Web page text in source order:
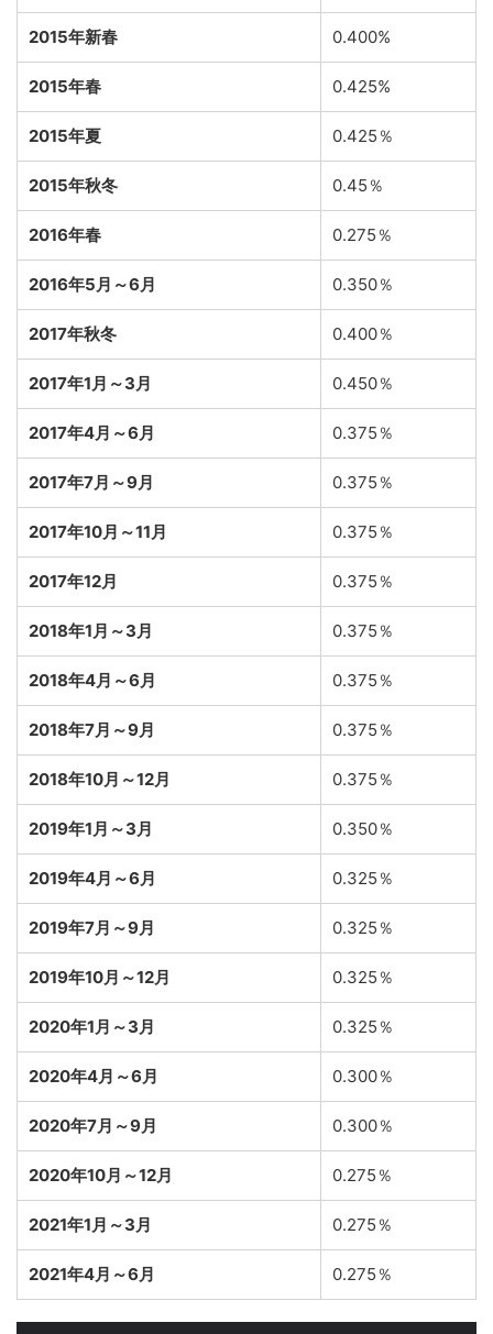
2015年新春 0.400%
2015年春 0.425%
2015年夏 0.425％
2015年秋冬 0.45％
2016年春 0.275％
2016年5月～6月 0.350％
2017年秋冬 0.400％
2017年1月～3月 0.450％
2017年4月～6月 0.375％
2017年7月～9月 0.375％
2017年10月～11月 0.375％
2017年12月 0.375％
2018年1月～3月 0.375％
2018年4月～6月 0.375％
2018年7月～9月 0.375％
2018年10月～12月 0.375％
2019年1月～3月 0.350％
2019年4月～6月 0.325％
2019年7月～9月 0.325％
2019年10月～12月 0.325％
2020年1月～3月 0.325％
2020年4月～6月 0.300％
2020年7月～9月 0.300％
2020年10月～12月 0.275％
2021年1月～3月 0.275％
2021年4月～6月 0.275％